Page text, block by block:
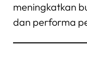
meningkatkan
dan performa